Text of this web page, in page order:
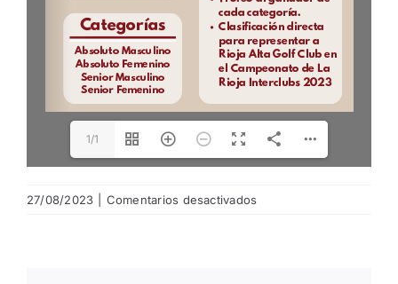
1/1
27/08/2023 Comentarios desactivados